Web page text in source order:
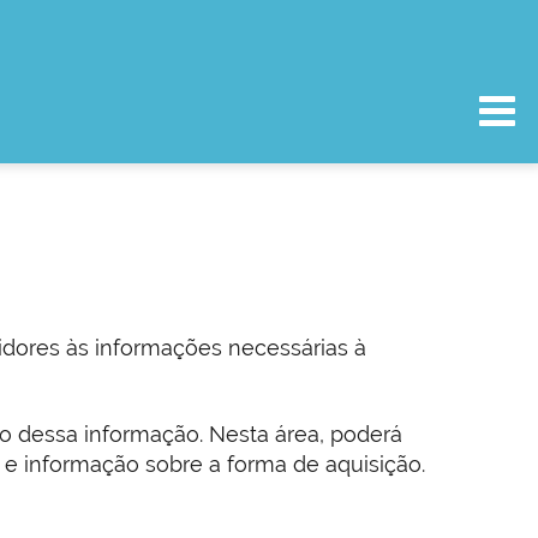
às informações necessárias à
informação. Nesta área, poderá
informação sobre a forma de aquisição.